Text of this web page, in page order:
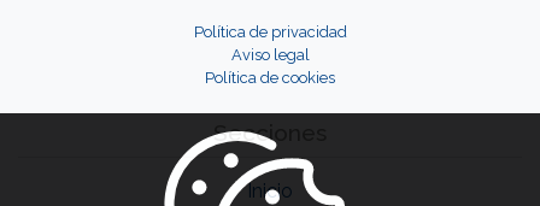
Política de privacidad
Aviso legal
Política de cookies
Secciones
Inicio